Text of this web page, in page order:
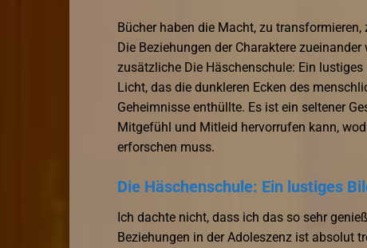
Bücher haben die Macht, zu
Die Beziehungen der Charaktere
zusätzliche Die Häschenschule: Ein
Licht, das die dunkleren Ecken des
Geheimnisse enthüllte. Es ist ein seltener
Mitgefühl und Mitleid hervorrufen kann,
erforschen muss.
Die Häschenschule: Ein lustiges
Ich dachte nicht, dass ich das so sehr
Beziehungen in der Adoleszenz ist absolut